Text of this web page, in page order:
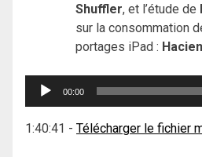
Shuffler, et l’étude de
sur la consommation
portages iPad :
Lecteur
00:00
1:40:41 - Télécharger le fichier